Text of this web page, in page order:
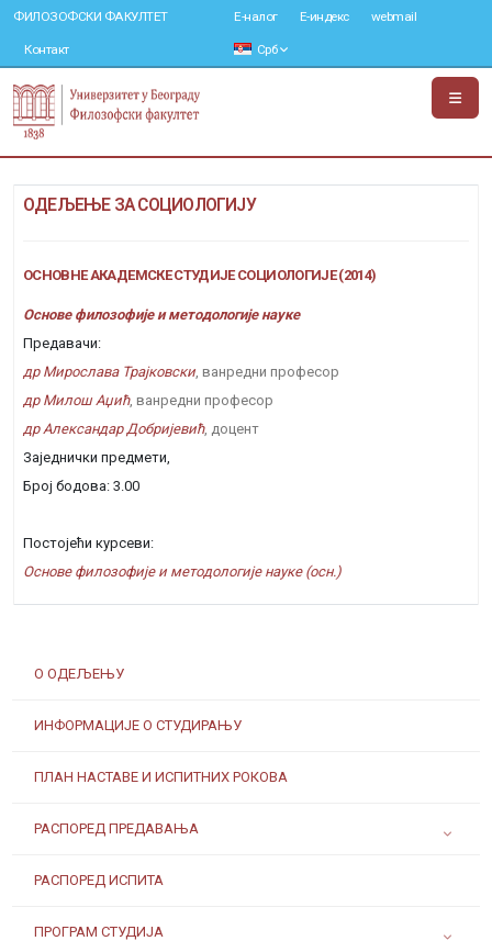
ФИЛОЗОФСКИ ФАКУЛТЕТ
Контакт
Е-налог Е-индекс webmail
Срб
О ОДЕЉЕЊУ
ИНФОРМАЦИЈЕ О СТУДИРАЊУ
ПЛАН НАСТАВЕ И ИСПИТНИХ РОКОВА
РАСПОРЕД ПРЕДАВАЊА
РАСПОРЕД ИСПИТА
ПРОГРАМ СТУДИЈА
ОДЕЉЕЊЕ ЗА СОЦИОЛОГИЈУ
ОСНОВНЕ АКАДЕМСКЕ СТУДИЈЕ СОЦИОЛОГИЈЕ (2014)
Основе филозофије и методологије науке
Предавачи:
др Мирослава Трајковски, ванредни професор
др Милош Аџић, ванредни професор
др Александар Добријевић, доцент
Заједнички предмети,
Број бодова: 3.00
Постојећи курсеви:
Основе филозофије и методологије науке (осн.)